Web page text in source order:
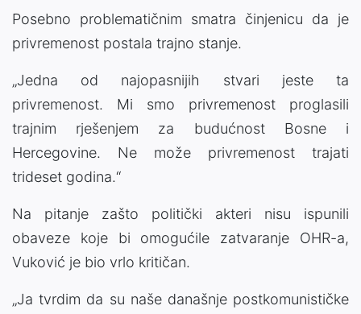
Posebno problematičnim smatra činjenicu da je
privremenost postala trajno stanje.
„Jedna od najopasnijih stvari jeste ta
privremenost. Mi smo privremenost proglasili
trajnim rješenjem za budućnost Bosne i
Hercegovine. Ne može privremenost trajati
trideset godina.“
Na pitanje zašto politički akteri nisu ispunili
obaveze koje bi omogućile zatvaranje OHR-a,
Vuković je bio vrlo kritičan.
„Ja tvrdim da su naše današnje postkomunističke